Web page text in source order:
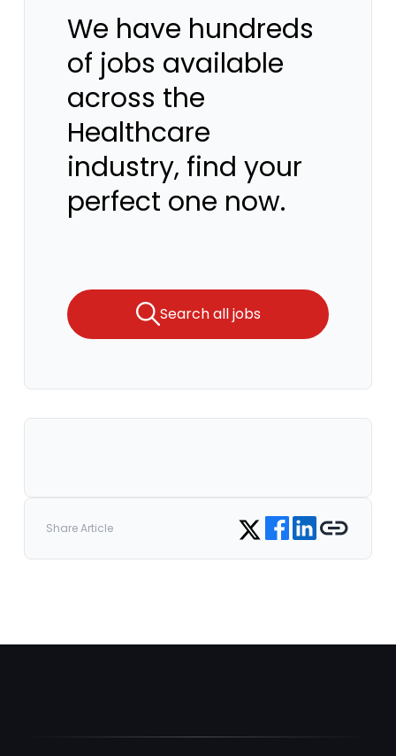
We have hundreds
of jobs available
across the
Healthcare
industry, find your
perfect one now.
Search all jobs
Share Article Share on Twitter
Share on Facebook
Share on LinkedIn
Copy link